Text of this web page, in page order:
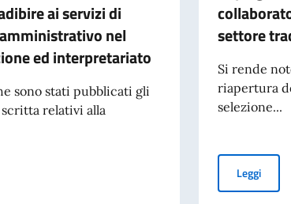
ai servizi di
nel
ed interpretariato
sono stati pubblicati gli
relativi alla
degli esiti della prova scritta della procedura di
settore
Si rende
riapertura
selezione...
Leggi